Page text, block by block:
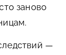
заново
—